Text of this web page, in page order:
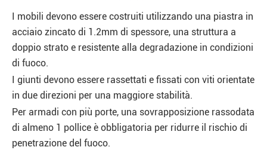
I mobili devono essere costruiti utilizzando una piastra in
acciaio zincato di 1.2mm di spessore, una struttura a
doppio strato e resistente alla degradazione in condizioni
di fuoco.
I giunti devono essere rassettati e fissati con viti orientate
in due direzioni per una maggiore stabilità.
Per armadi con più porte, una sovrapposizione rassodata
di almeno 1 pollice è obbligatoria per ridurre il rischio di
penetrazione del fuoco.